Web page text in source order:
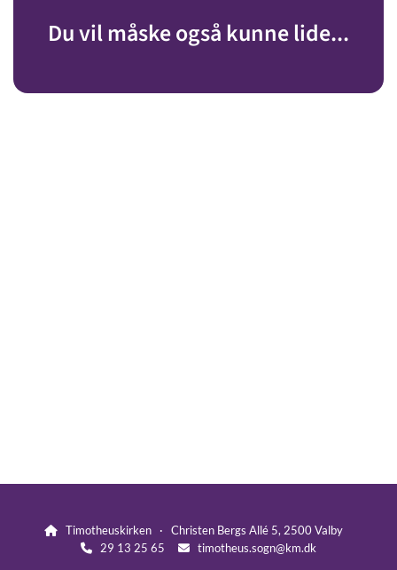
Du vil måske også kunne lide...
Timotheuskirken · Christen Bergs Allé 5, 2500 Valby
 29 13 25 65  timotheus.sogn@km.dk